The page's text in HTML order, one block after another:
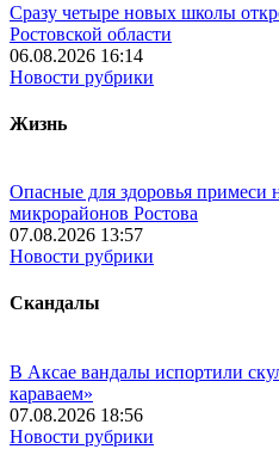
Сразу четыре новых школы
Ростовской области
06.08.2026 16:14
Новости рубрики
Жизнь
Опасные для здоровья примеси
микрорайонов Ростова
07.08.2026 13:57
Новости рубрики
Скандалы
В Аксае вандалы испортили
караваем»
07.08.2026 18:56
Новости рубрики